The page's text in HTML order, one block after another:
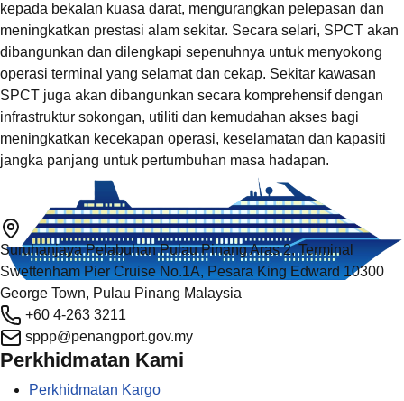
kepada bekalan kuasa darat, mengurangkan pelepasan dan
meningkatkan prestasi alam sekitar. Secara selari, SPCT akan
dibangunkan dan dilengkapi sepenuhnya untuk menyokong
operasi terminal yang selamat dan cekap. Sekitar kawasan
SPCT juga akan dibangunkan secara komprehensif dengan
infrastruktur sokongan, utiliti dan kemudahan akses bagi
meningkatkan kecekapan operasi, keselamatan dan kapasiti
jangka panjang untuk pertumbuhan masa hadapan.
Suruhanjaya Pelabuhan Pulau Pinang Aras 2, Terminal
Swettenham Pier Cruise No.1A, Pesara King Edward 10300
George Town, Pulau Pinang Malaysia
+60 4-263 3211
sppp@penangport.gov.my
Perkhidmatan Kami
Perkhidmatan Kargo